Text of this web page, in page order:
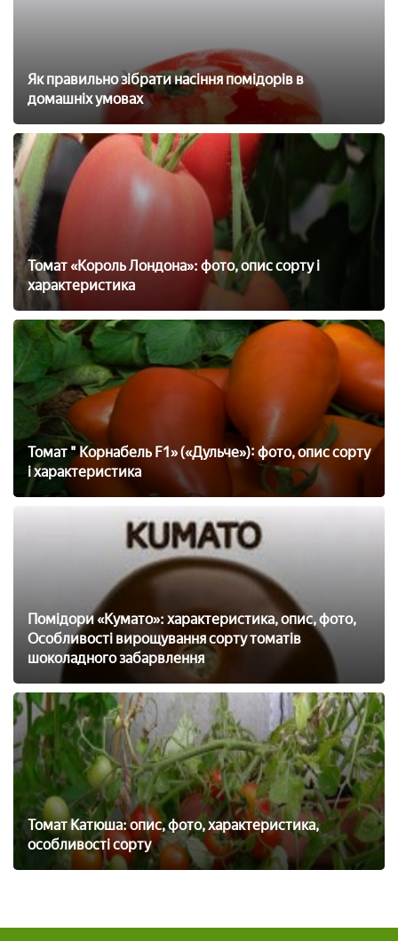
Як правильно зібрати насіння помідорів в
домашніх умовах
Томат «Король Лондона»: фото, опис сорту і
характеристика
Томат " Корнабель F1» («Дульче»): фото, опис сорту
і характеристика
Помідори «Кумато»: характеристика, опис, фото,
Особливості вирощування сорту томатів
шоколадного забарвлення
Томат Катюша: опис, фото, характеристика,
особливості сорту